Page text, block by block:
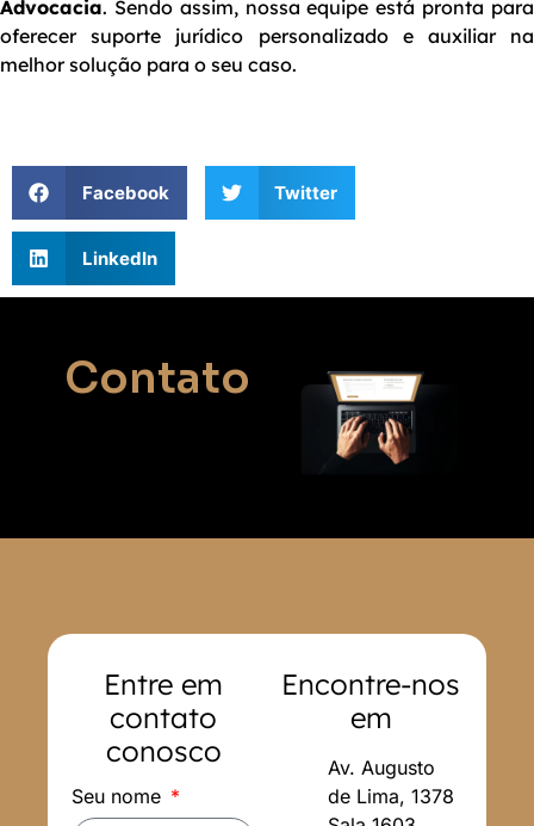
Advocacia. Sendo assim, nossa equipe está pronta para
oferecer suporte jurídico personalizado e auxiliar na
melhor solução para o seu caso.
Facebook Twitter
LinkedIn
Contato
Entre em
contato
conosco
Seu nome
Encontre-nos
em
Av. Augusto
de Lima, 1378